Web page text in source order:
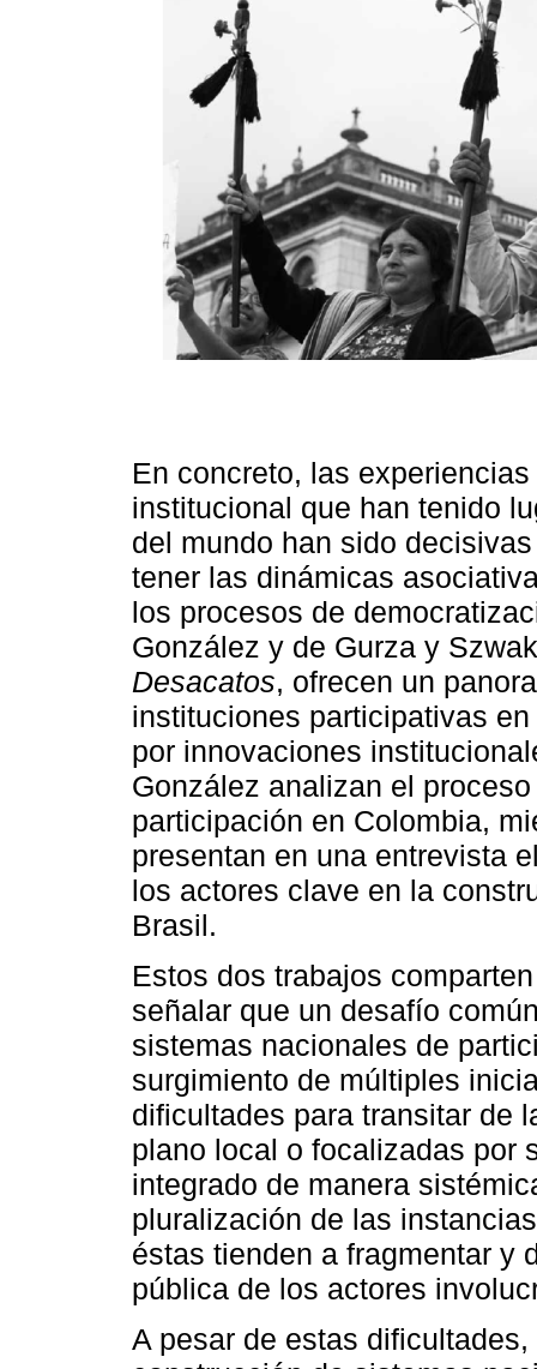
En concreto, las
institucional que han tenido
del mundo han sido
tener las dinámicas
los procesos de
González y de Gurza y
Desacatos, ofrecen un
instituciones participativas
por innovaciones
González analizan el
participación en Colombia,
presentan en una entrevista
los actores clave en la
Brasil.
Estos dos trabajos
señalar que un desafío
sistemas nacionales de
surgimiento de múltiples
dificultades para transitar de
plano local o focalizadas por
integrado de manera
pluralización de las
éstas tienden a fragmentar y
pública de los actores
A pesar de estas